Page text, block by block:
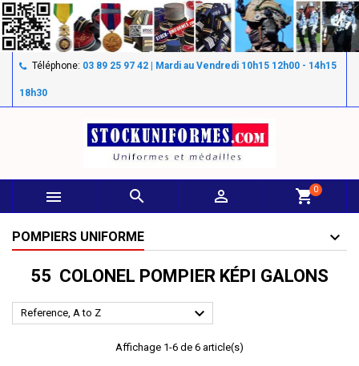
Téléphone: 03 89 25 97 42 | Mardi au Vendredi 10h15 12h00 - 14h15
18h30
   shopping_cart0
POMPIERS UNIFORME
55 COLONEL POMPIER KÉPI GALONS
Reference, A to Z 
Affichage 1-6 de 6 article(s)